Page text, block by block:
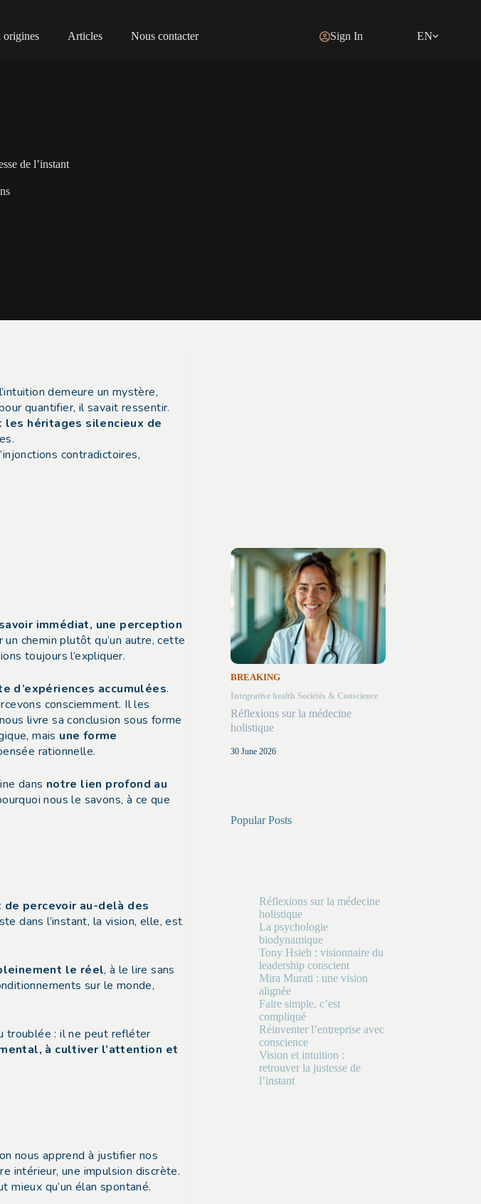
origines Articles Nous contacter Sign In EN
de l’instant
demeure un mystère,
quantifier, il savait ressentir.
les héritages silencieux de
contradictoires,
savoir immédiat, une perception
chemin plutôt qu’un autre, cette
toujours l’expliquer.
d’expériences accumulées.
consciemment. Il les
livre sa conclusion sous forme
mais une forme
rationnelle.
dans notre lien profond au
nous le savons, à ce que
percevoir au-delà des
dans l’instant, la vision, elle, est
le réel, à le lire sans
sur le monde,
troublée : il ne peut refléter
à cultiver l’attention et
nous apprend à justifier nos
intérieur, une impulsion discrète.
mieux qu’un élan spontané.
BREAKING
Integrative health Sociétés & Conscience
Réflexions sur la médecine
holistique
30 June 2026
Popular Posts
Réflexions sur la médecine
holistique
La psychologie
biodynamique
Tony Hsieh : visionnaire du
leadership conscient
Mira Murati : une vision
alignée
Faire simple, c’est
compliqué
Réinventer l’entreprise avec
conscience
Vision et intuition :
retrouver la justesse de
l’instant